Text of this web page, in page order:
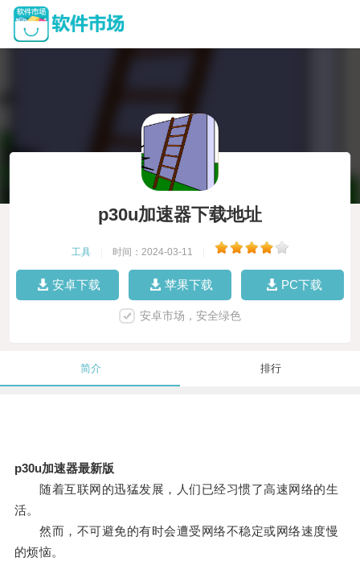
p30u加速器下载地址
工具 时间：2024-03-11
安卓下载 苹果下载 PC下载
安卓市场，安全绿色
简介 排行
p30u加速器最新版
随着互联网的迅猛发展，人们已经习惯了高速网络的生
活。
然而，不可避免的有时会遭受网络不稳定或网络速度慢
的烦恼。